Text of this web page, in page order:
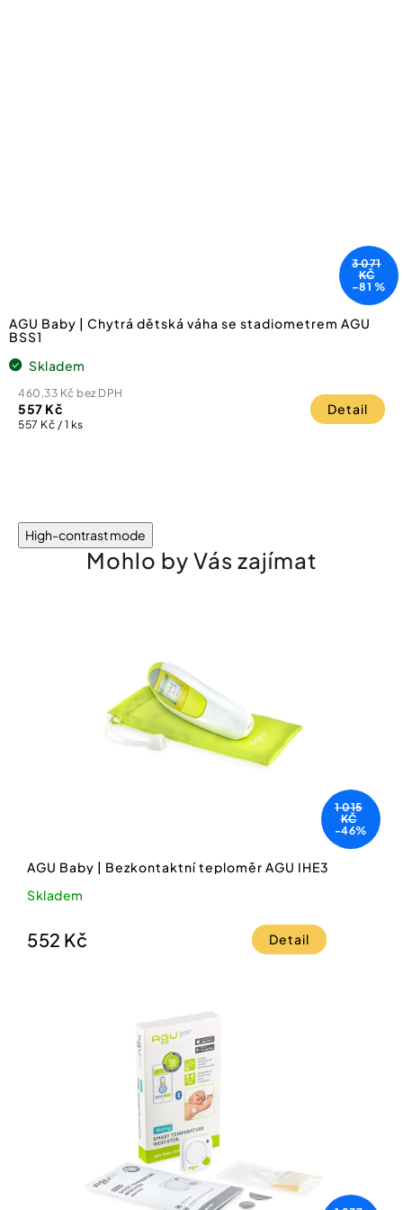
3 071
KČ
–81 %
AGU Baby | Chytrá dětská váha se stadiometrem AGU
BSS1
Skladem
460,33 Kč bez DPH
557 Kč
Měrná
557 Kč / 1 ks
Detail
High-contrast mode
Mohlo by Vás zajímat
1 015
KČ
-46%
AGU Baby | Bezkontaktní teploměr AGU IHE3
Skladem
552 Kč Detail